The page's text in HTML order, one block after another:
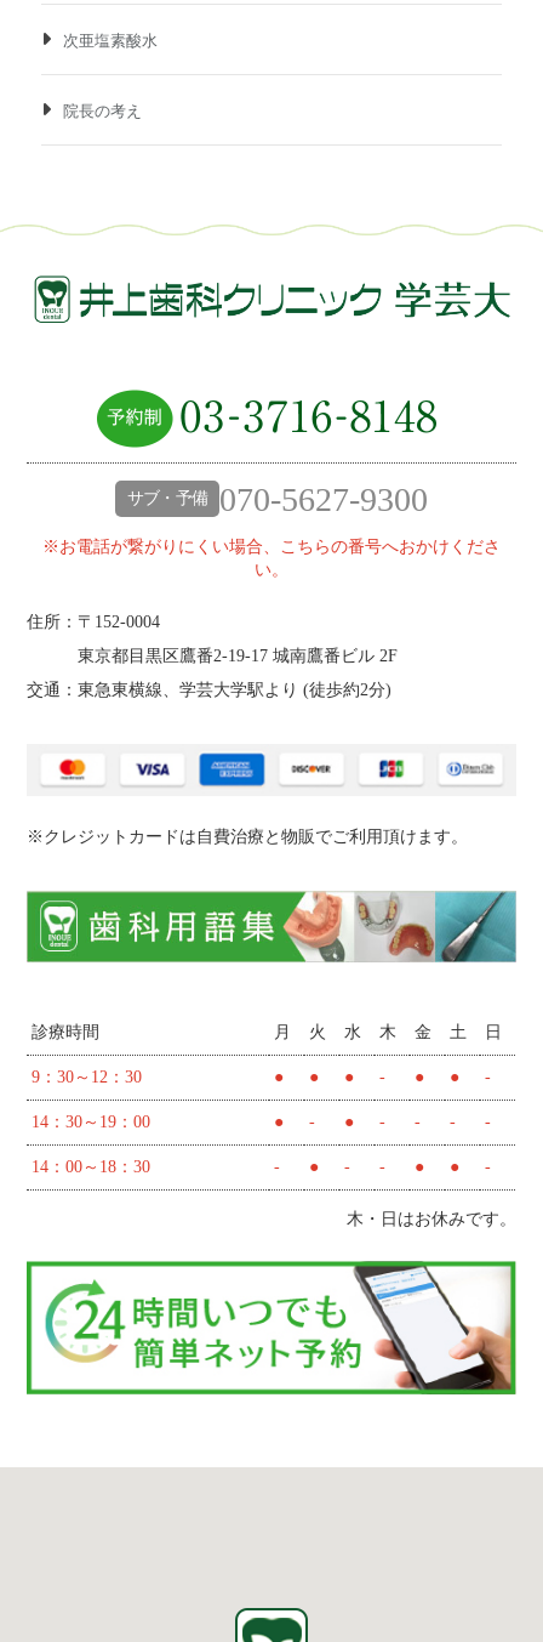
次亜塩素酸水
院長の考え
サブ・予備 070-5627-9300
※お電話が繋がりにくい場合、こちらの番号へおかけくださ
い。
住所：〒152-0004
東京都目黒区鷹番2‐19‐17 城南鷹番ビル 2F
交通：東急東横線、学芸大学駅より (徒歩約2分)
※クレジットカードは自費治療と物販でご利用頂けます。
診療時間 月 火 水 木 金 土 日
9：30～12：30 ● ● ● - ● ● -
14：30～19：00 ● - ● - - - -
14：00～18：30 - ● - - ● ● -
木・日はお休みです。